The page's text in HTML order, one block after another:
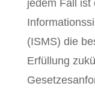
jedem Fall ist
(ISMS) die
Erfüllung